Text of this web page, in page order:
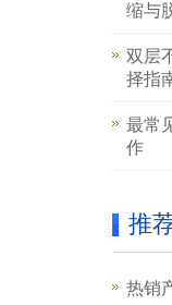
缩与
双层
择指
最常
作
推
热销